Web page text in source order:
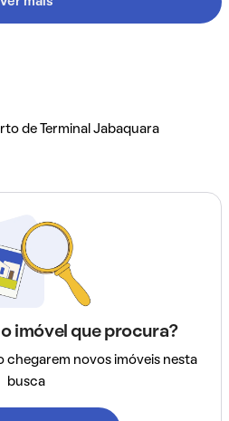
de Terminal Jabaquara
imóvel que procura?
chegarem novos imóveis nesta
busca